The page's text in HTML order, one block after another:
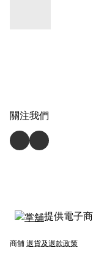
關注我們
提供電子
商舖 退貨及退款政策